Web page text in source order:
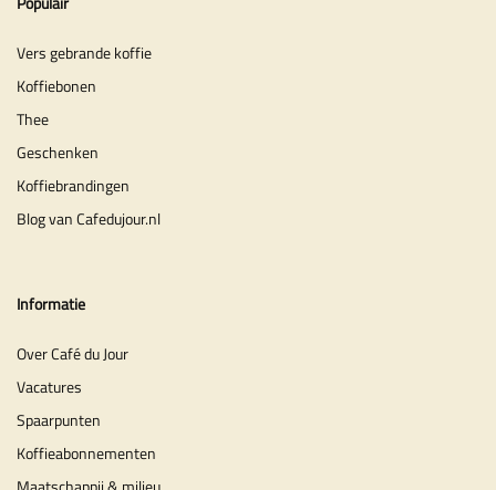
Vers gebrande koffie
Koffiebonen
Thee
Geschenken
Koffiebrandingen
Blog van Cafedujour.nl
Informatie
Over Café du Jour
Vacatures
Spaarpunten
Koffieabonnementen